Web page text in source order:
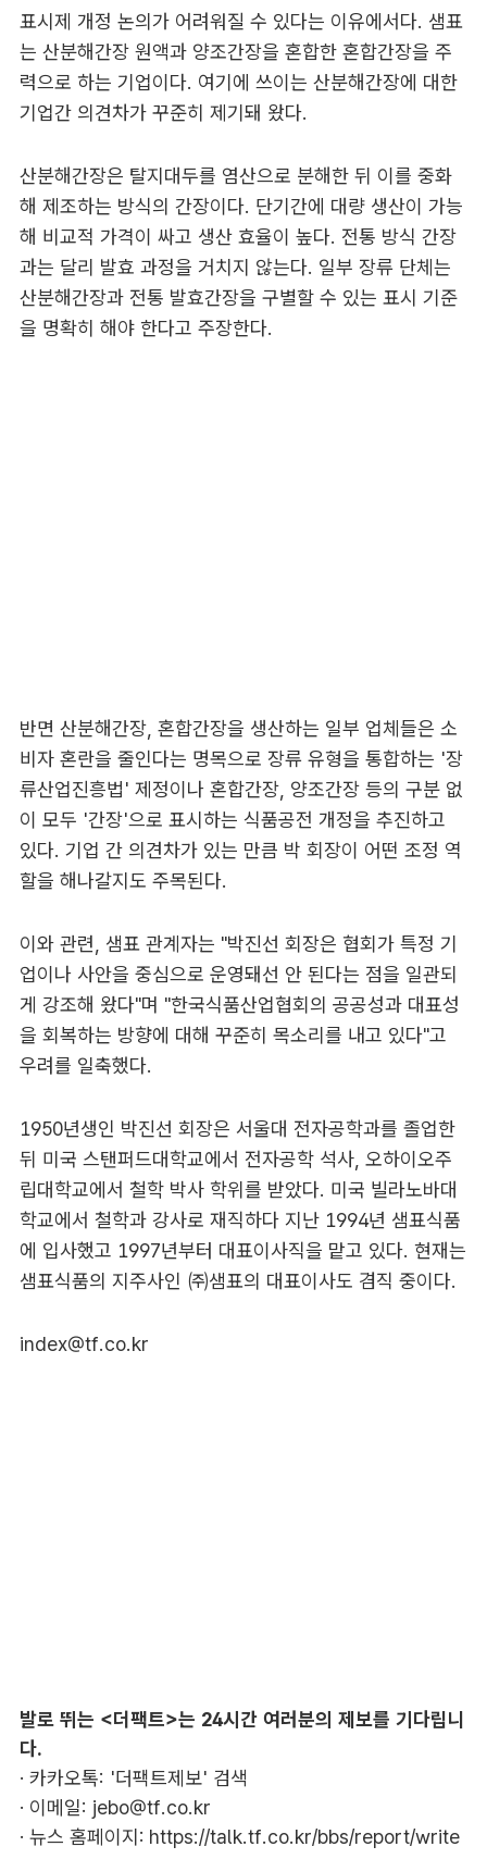
표시제 개정 논의가 어려워질 수 있다는 이유에서다. 샘표
는 산분해간장 원액과 양조간장을 혼합한 혼합간장을 주
력으로 하는 기업이다. 여기에 쓰이는 산분해간장에 대한
기업간 의견차가 꾸준히 제기돼 왔다.
산분해간장은 탈지대두를 염산으로 분해한 뒤 이를 중화
해 제조하는 방식의 간장이다. 단기간에 대량 생산이 가능
해 비교적 가격이 싸고 생산 효율이 높다. 전통 방식 간장
과는 달리 발효 과정을 거치지 않는다. 일부 장류 단체는
산분해간장과 전통 발효간장을 구별할 수 있는 표시 기준
을 명확히 해야 한다고 주장한다.
반면 산분해간장, 혼합간장을 생산하는 일부 업체들은 소
비자 혼란을 줄인다는 명목으로 장류 유형을 통합하는 '장
류산업진흥법' 제정이나 혼합간장, 양조간장 등의 구분 없
이 모두 '간장'으로 표시하는 식품공전 개정을 추진하고
있다. 기업 간 의견차가 있는 만큼 박 회장이 어떤 조정 역
할을 해나갈지도 주목된다.
이와 관련, 샘표 관계자는 "박진선 회장은 협회가 특정 기
업이나 사안을 중심으로 운영돼선 안 된다는 점을 일관되
게 강조해 왔다"며 "한국식품산업협회의 공공성과 대표성
을 회복하는 방향에 대해 꾸준히 목소리를 내고 있다"고
우려를 일축했다.
1950년생인 박진선 회장은 서울대 전자공학과를 졸업한
뒤 미국 스탠퍼드대학교에서 전자공학 석사, 오하이오주
립대학교에서 철학 박사 학위를 받았다. 미국 빌라노바대
학교에서 철학과 강사로 재직하다 지난 1994년 샘표식품
에 입사했고 1997년부터 대표이사직을 맡고 있다. 현재는
샘표식품의 지주사인 ㈜샘표의 대표이사도 겸직 중이다.
index@tf.co.kr
발로 뛰는 <더팩트>는 24시간 여러분의 제보를 기다립니
다.
· 카카오톡: '더팩트제보' 검색
· 이메일: jebo@tf.co.kr
· 뉴스 홈페이지: https://talk.tf.co.kr/bbs/report/write